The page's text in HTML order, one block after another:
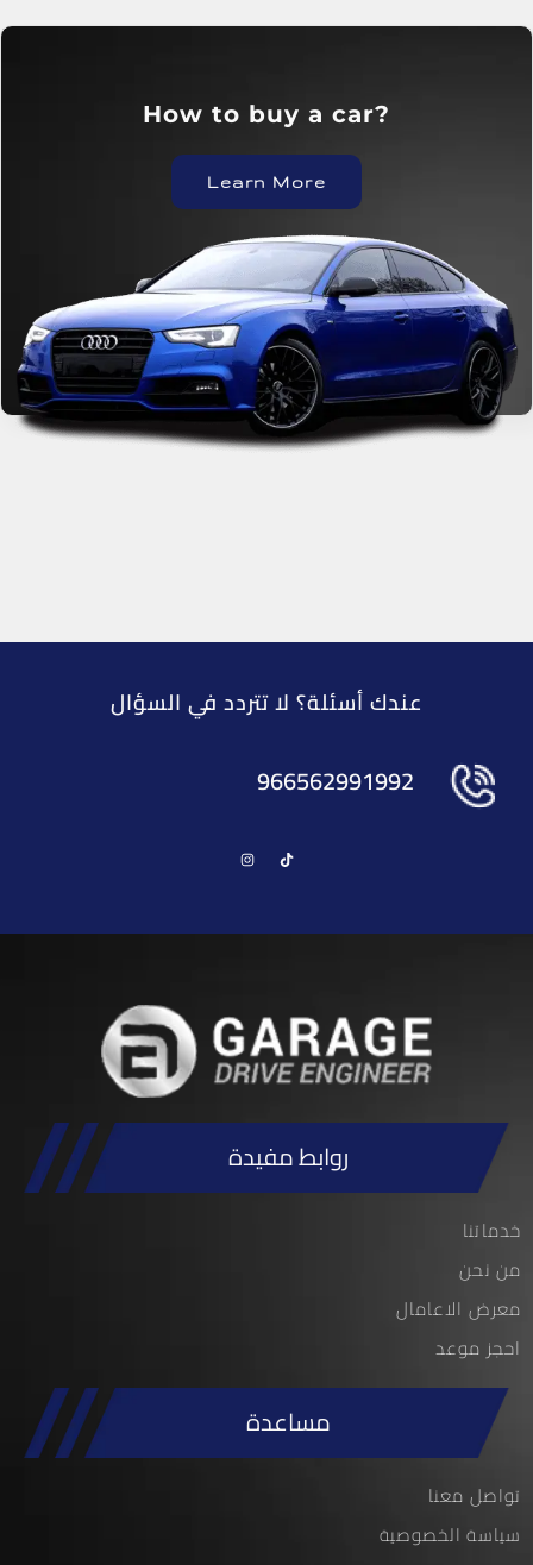
?How to buy a car
Learn More
عندك أسئلة؟ لا تتردد في السؤال
966562991992
روابط مفيدة
خدماتنا
من نحن
معرض الاعامال
احجز موعد
مساعدة
تواصل معنا
سياسة الخصوصية